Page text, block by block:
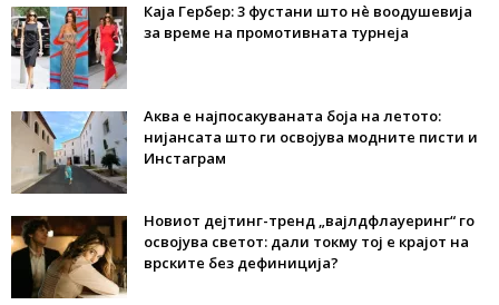
Каја Гербер: 3 фустани што нè воодушевија
за време на промотивната турнеја
Аква е најпосакуваната боја на летото:
нијансата што ги освојува модните писти и
Инстаграм
Новиот дејтинг-тренд „вајлдфлауеринг“ го
освојува светот: дали токму тој е крајот на
врските без дефиниција?